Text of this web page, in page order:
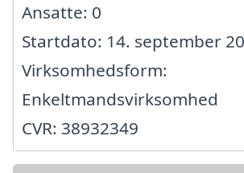
Ansatte: 0
Startdato: 14. september
Virksomhedsform:
Enkeltmandsvirksomhed
CVR: 38932349